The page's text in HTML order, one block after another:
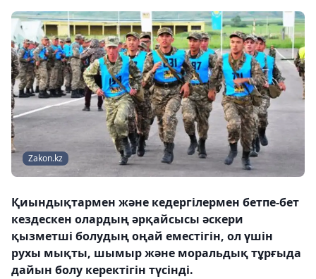
Zakon.kz
Қиындықтармен және кедергілермен бетпе-бет
кездескен олардың әрқайсысы әскери
қызметші болудың оңай еместігін, ол үшін
рухы мықты, шымыр және моральдық тұрғыда
дайын болу керектігін түсінді.